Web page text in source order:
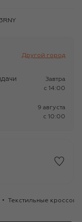
Другой город
Завтра
c 14:00
9 августа
c 10:00
Текстильные